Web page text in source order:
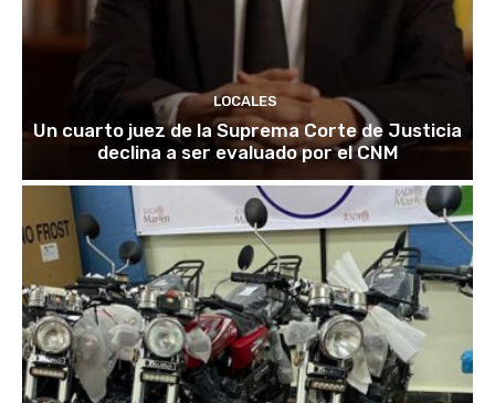
LOCALES
Un cuarto juez de la Suprema Corte de Justicia
declina a ser evaluado por el CNM